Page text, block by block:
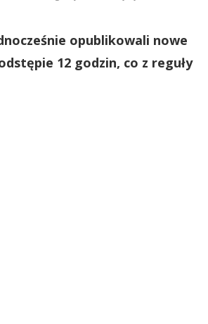
opublikowali nowe
12 godzin, co z reguły